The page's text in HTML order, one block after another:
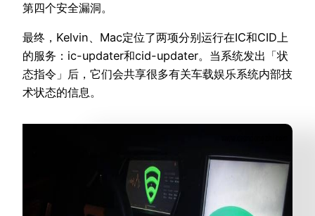
第四个安全漏洞。
最终，Kelvin、Mac定位了两项分别运行在IC和CID上
的服务：ic-updater和cid-updater。当系统发出「状
态指令」后，它们会共享很多有关车载娱乐系统内部技
术状态的信息。